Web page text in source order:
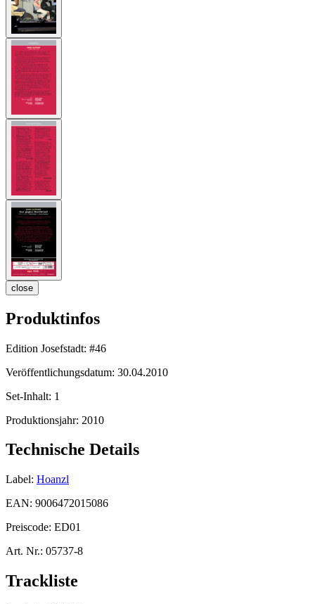
close
Produktinfos
Edition Josefstadt: #46
Veröffentlichungsdatum: 30.04.2010
Set-Inhalt: 1
Produktionsjahr: 2010
Technische Details
Label: Hoanzl
EAN: 9006472015086
Preiscode: ED01
Art. Nr.: 05737-8
Trackliste